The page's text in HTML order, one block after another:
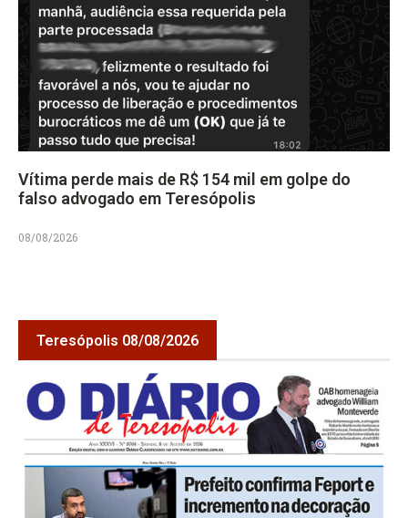
Vítima perde mais de R$ 154 mil em golpe do
falso advogado em Teresópolis
08/08/2026
Teresópolis 08/08/2026